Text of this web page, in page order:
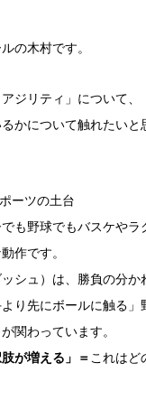
の木村です。
ジリティ」について、
かについて触れたいと
ーツの土台
も野球でもバスケやラ
作です。
シュ）は、勝負の分か
り先にボールに触る
関わっています。
が増える」＝ これはど